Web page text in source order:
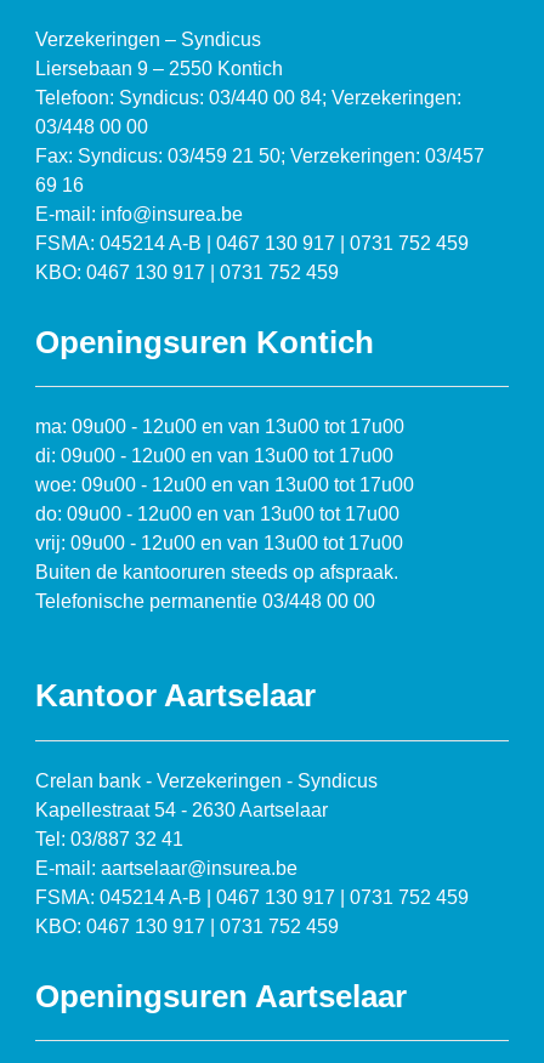
Verzekeringen – Syndicus
Liersebaan 9 – 2550 Kontich
Telefoon: Syndicus: 03/440 00 84; Verzekeringen:
03/448 00 00
Fax: Syndicus: 03/459 21 50; Verzekeringen: 03/457
69 16
E-mail: info@insurea.be
FSMA: 045214 A-B | 0467 130 917 | 0731 752 459
KBO: 0467 130 917 | 0731 752 459
Openingsuren Kontich
ma: 09u00 - 12u00 en van 13u00 tot 17u00
di: 09u00 - 12u00 en van 13u00 tot 17u00
woe: 09u00 - 12u00 en van 13u00 tot 17u00
do: 09u00 - 12u00 en van 13u00 tot 17u00
vrij: 09u00 - 12u00 en van 13u00 tot 17u00
Buiten de kantooruren steeds op afspraak.
Telefonische permanentie 03/448 00 00
Kantoor Aartselaar
Crelan bank - Verzekeringen - Syndicus
Kapellestraat 54 - 2630 Aartselaar
Tel: 03/887 32 41
E-mail: aartselaar@insurea.be
FSMA: 045214 A-B | 0467 130 917 | 0731 752 459
KBO: 0467 130 917 | 0731 752 459
Openingsuren Aartselaar